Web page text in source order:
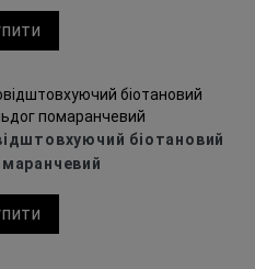
біотановий